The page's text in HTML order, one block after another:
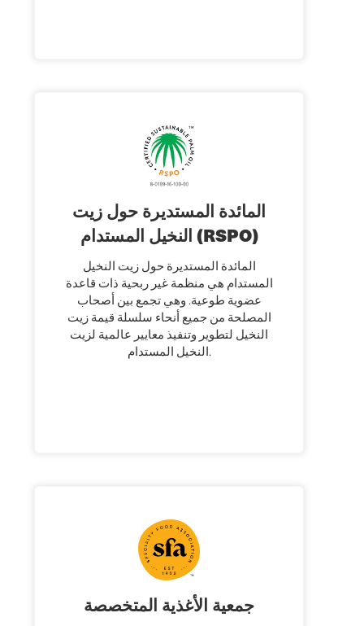
المائدة المستديرة حول زيت
النخيل المستدام (RSPO)
المائدة المستديرة حول زيت النخيل
المستدام هي منظمة غير ربحية ذات قاعدة
عضوية طوعية. وهي تجمع بين أصحاب
المصلحة من جميع أنحاء سلسلة قيمة زيت
النخيل لتطوير وتنفيذ معايير عالمية لزيت
النخيل المستدام.
جمعية الأغذية المتخصصة